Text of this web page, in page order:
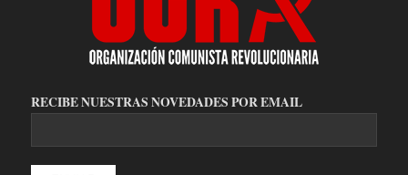
RECIBE NUESTRAS NOVEDADES POR EMAIL